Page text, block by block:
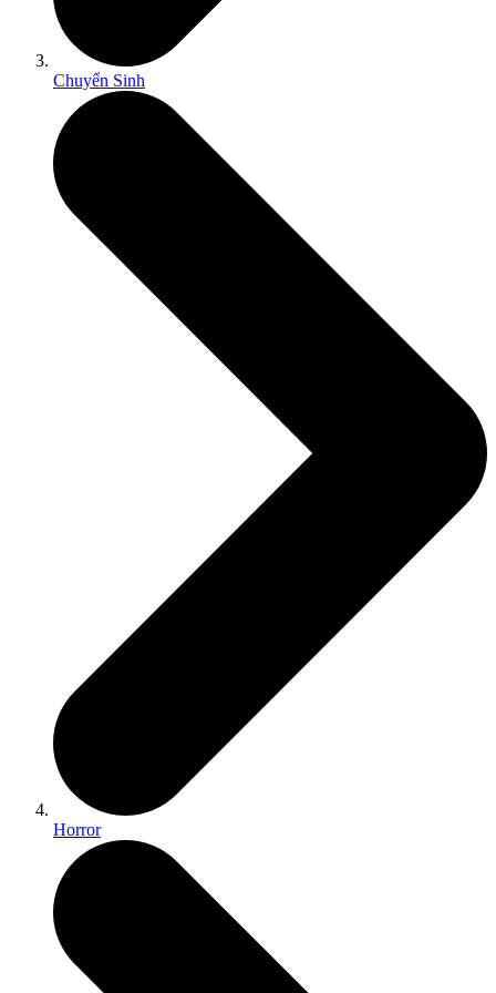
Chuyển Sinh
Horror